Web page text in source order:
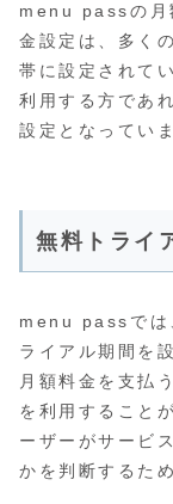
menu passの月
金設定は、多く
帯に設定されて
利用する方であ
設定となってい
無料トライ
menu passでは
ライアル期間を
月額料金を支払
を利用すること
ーザーがサービ
かを判断するた